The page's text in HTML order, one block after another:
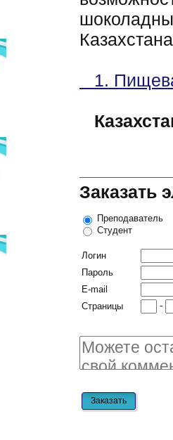
1.
Заказать
Преподаватель
Студент
Логин
Пароль
E-mail
Страницы
-